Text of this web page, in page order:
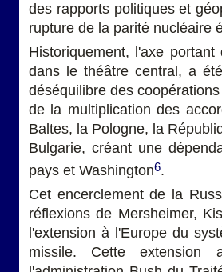
des rapports politiques et
rupture de la parité nucléaire
Historiquement, l'axe
dans le théâtre central, a
déséquilibre des
de la multiplication des
Baltes, la Pologne, la
Bulgarie, créant une
pays et Washington6.
Cet encerclement de la
réflexions de Mersheimer,
l'extension à l'Europe du
missile. Cette